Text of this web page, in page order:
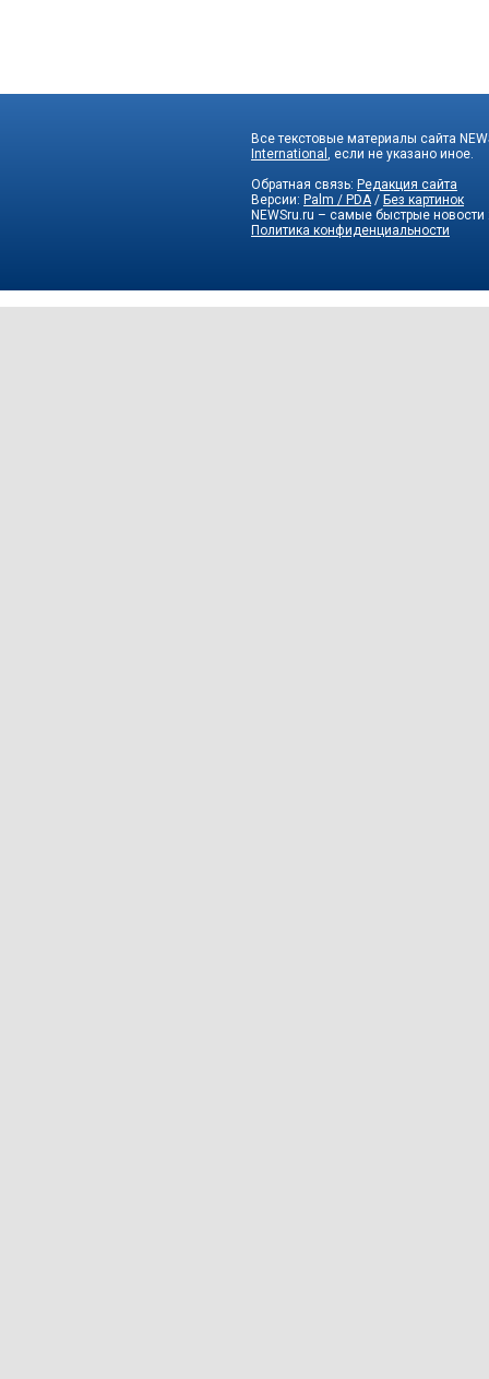
Все текстовые материалы сайта
International
, если не указано иное.
Обратная связь: Редакция сайта
Версии: Palm / PDA / Без картинок
NEWSru.ru – самые быстрые новости
Политика конфиденциальности